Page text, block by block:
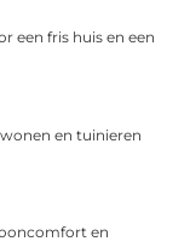
een fris huis en een
en tuinieren
en